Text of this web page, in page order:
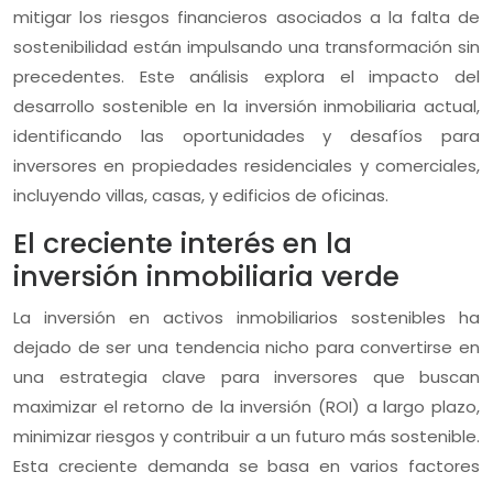
mitigar los riesgos financieros asociados a la falta de
sostenibilidad están impulsando una transformación sin
precedentes. Este análisis explora el impacto del
desarrollo sostenible en la inversión inmobiliaria actual,
identificando las oportunidades y desafíos para
inversores en propiedades residenciales y comerciales,
incluyendo villas, casas, y edificios de oficinas.
El creciente interés en la
inversión inmobiliaria verde
La inversión en activos inmobiliarios sostenibles ha
dejado de ser una tendencia nicho para convertirse en
una estrategia clave para inversores que buscan
maximizar el retorno de la inversión (ROI) a largo plazo,
minimizar riesgos y contribuir a un futuro más sostenible.
Esta creciente demanda se basa en varios factores